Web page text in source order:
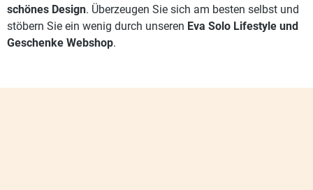
schönes Design. Überzeugen Sie sich am besten selbst und
stöbern Sie ein wenig durch unseren Eva Solo Lifestyle und
Geschenke Webshop.